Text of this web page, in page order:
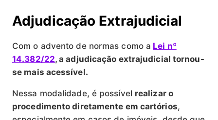
Adjudicação Extrajudicial
Com o advento de normas como a Lei nº
14.382/22, a adjudicação extrajudicial tornou-
se mais acessível.
Nessa modalidade, é possível realizar o
procedimento diretamente em cartórios,